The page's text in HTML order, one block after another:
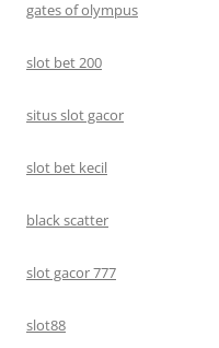
gates of olympus
slot bet 200
situs slot gacor
slot bet kecil
black scatter
slot gacor 777
slot88